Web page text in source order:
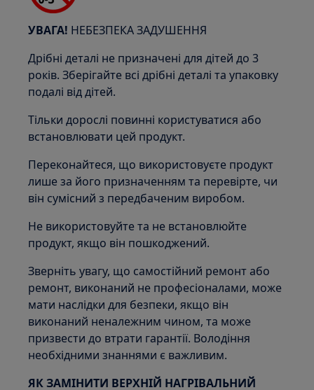
УВАГА! НЕБЕЗПЕКА ЗАДУШЕННЯ
Дрібні деталі не призначені для дітей до 3
років. Зберігайте всі дрібні деталі та упаковку
подалі від дітей.
Тільки дорослі повинні користуватися або
встановлювати цей продукт.
Переконайтеся, що використовуєте продукт
лише за його призначенням та перевірте, чи
він сумісний з передбаченим виробом.
Не використовуйте та не встановлюйте
продукт, якщо він пошкоджений.
Зверніть увагу, що самостійний ремонт або
ремонт, виконаний не професіоналами, може
мати наслідки для безпеки, якщо він
виконаний неналежним чином, та може
призвести до втрати гарантії. Володіння
необхідними знаннями є важливим.
ЯК ЗАМІНИТИ ВЕРХНІЙ НАГРІВАЛЬНИЙ